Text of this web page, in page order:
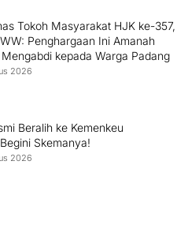
Tokoh Masyarakat HJK ke-357,
Penghargaan Ini Amanah
kepada Warga Padang
2026
Beralih ke Kemenkeu
Skemanya!
2026